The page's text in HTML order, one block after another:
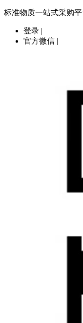
标准物质一站式采购平
登录 |
官方微信 |